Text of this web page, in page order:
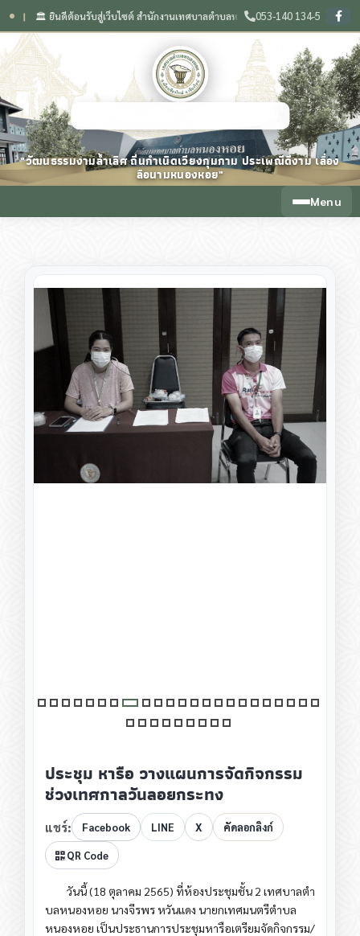
ยินดีต้อนรับสู่เว็บไซต์ สำนักงานเทศบาลตำบลหนองหอย จังหวัดเชียงใหม่ ❙ 🌟 วัฒ
053-140 134-5
"วัฒนธรรมงามล้ำเลิศ ถิ่นกำเนิดเวียงกุมกาม ประเพณีดีงาม เลื่อง
ลือนามหนองหอย"
Menu
ประชุม​ หารือ​ วางแผนการจัดกิจกรรม
ช่วงเทศกาลวันลอยกระทง​
แชร์: Facebook LINE X คัดลอกลิงก์
QR Code
วันนี้​ (18​ ตุลาคม​ 2565) ที่ห้องประชุมชั้น​ 2​ เทศบาล​ต​ำ​
บ​ลหนอง​หอย​ นางจีรพร​ หวันแดง​ นายก​เทศมนตรี​ต​ำ​บ​ล
หนอง​หอย​ เป็นประธานการประชุม​หารือเตรียมจัดกิจกรรม​/